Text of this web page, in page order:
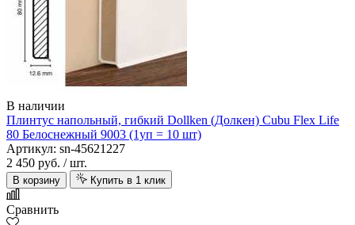
В наличии
Плинтус напольный, гибкий Dollken (Долкен) Cubu Flex Life
80 Белоснежный 9003 (1уп = 10 шт)
Артикул: sn-45621227
2 450 руб. / шт.
В корзину Купить в 1 клик
Сравнить